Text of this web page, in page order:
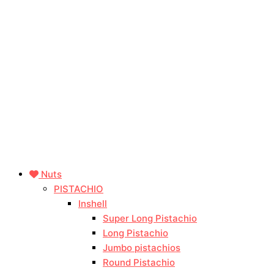
Nuts
PISTACHIO
Inshell
Super Long Pistachio
Long Pistachio
Jumbo pistachios
Round Pistachio